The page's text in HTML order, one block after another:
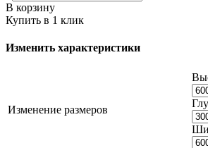
В корзину
Купить в 1 клик
Изменить характеристики
Изменение размеров